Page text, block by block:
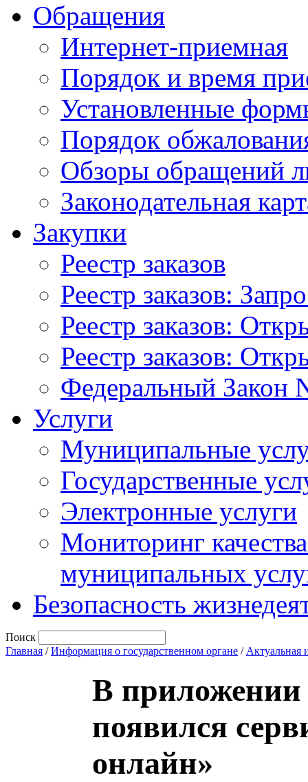
Обращения
Интернет-приемная
Порядок и время
Установленные
Порядок
Обзоры обращений
Законодательная
Закупки
Реестр заказов
Реестр заказов:
Реестр заказов:
Реестр заказов:
Федеральный Закон
Услуги
Муниципальные
Государственные
Электронные услуги
Мониторинг
муниципальных
Безопасность
Поиск
Главная /Информация о государственном органе / Актуальная
В приложении
появился
онлайн»